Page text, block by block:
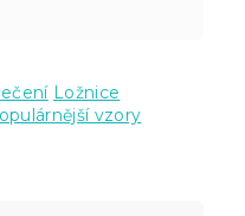
Ložnice
vzory